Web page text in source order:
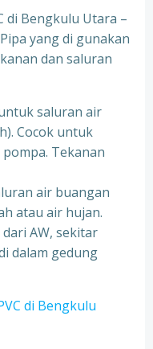
di Bengkulu Utara –
yang di gunakan
dan saluran
saluran air
Cocok untuk
Tekanan
air buangan
atau air hujan.
AW, sekitar
dalam gedung
di Bengkulu